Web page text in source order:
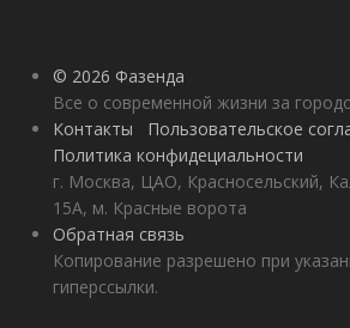
© 2026 Фазенда
Все о современной жизни за
Контакты
Пользовательское
Политика конфидециальности
г. Москва, ЦАО, Красносельский,
15А, м. Красные ворота
Обратная связь
Копирование разрешено при
гиперссылки.